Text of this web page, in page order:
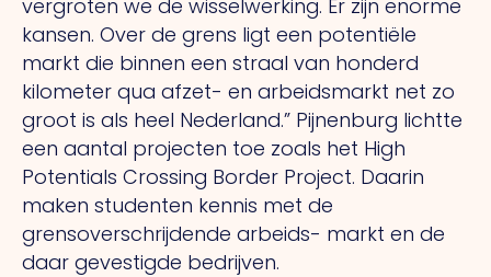
vergroten we de wisselwerking. Er zijn enorme
kansen. Over de grens ligt een potentiële
markt die binnen een straal van honderd
kilometer qua afzet- en arbeidsmarkt net zo
groot is als heel Nederland.” Pijnenburg lichtte
een aantal projecten toe zoals het High
Potentials Crossing Border Project. Daarin
maken studenten kennis met de
grensoverschrijdende arbeids- markt en de
daar gevestigde bedrijven.